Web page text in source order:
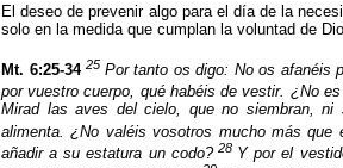
El deseo de prevenir algo para el día de la
solo en la medida que cumplan la voluntad de
Mt. 6:25-34 25 Por tanto os digo: No os afanéis
por vuestro cuerpo, qué habéis de vestir. ¿No
Mirad las aves del cielo, que no siembran, ni
alimenta. ¿No valéis vosotros mucho más que
añadir a su estatura un codo?28 Y por el